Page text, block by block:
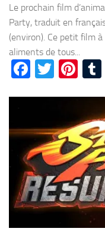
Le prochain film
Party, traduit en
(environ). Ce petit film
aliments de tous...
Facebook